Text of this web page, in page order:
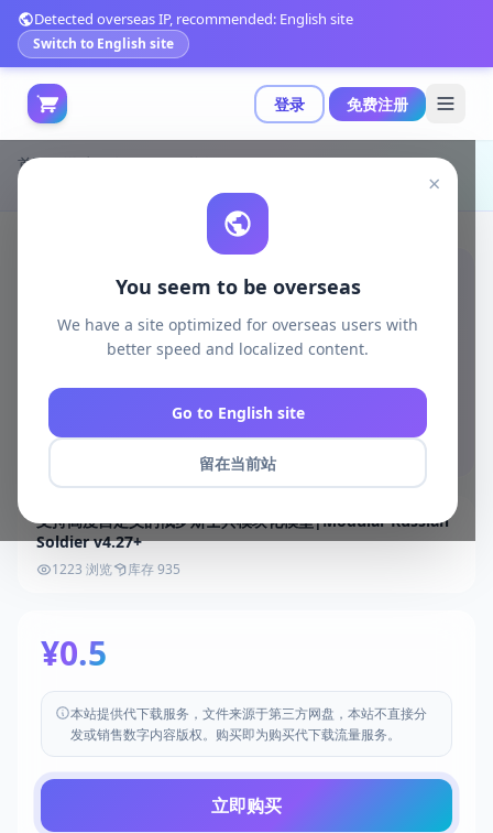
登录 免费注册
Detected overseas IP, recommended: English site
Switch to English site
×
You seem to be overseas
We have a site optimized for overseas users with
better speed and localized content.
Go to English site
留在当前站
首页 游戏开发 unreal资源
Unreal Engine Characters
支持高度自定义的俄罗斯士兵模块化模型|Modular Russian
Soldier v4.27+
1223 浏览 库存 935
¥0.5
本站提供代下载服务，文件来源于第三方网盘，本站不直接分
发或销售数字内容版权。购买即为购买代下载流量服务。
立即购买